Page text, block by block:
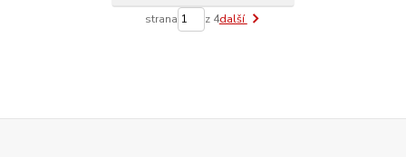
strana z 4další